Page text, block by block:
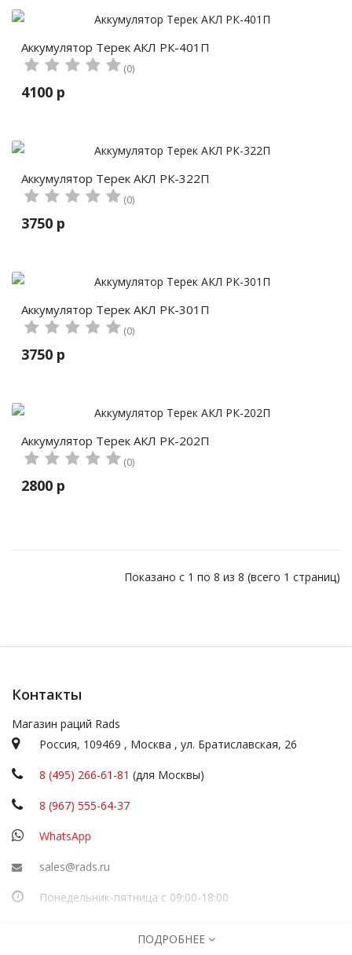
Аккумулятор Терек АКЛ РК-401П
(0)
4100 р
Аккумулятор Терек АКЛ РК-322П
(0)
3750 р
Аккумулятор Терек АКЛ РК-301П
(0)
3750 р
Аккумулятор Терек АКЛ РК-202П
(0)
2800 р
Показано с 1 по 8 из 8 (всего 1 страниц)
Контакты
Магазин раций Rads
Россия, 109469 , Москва , ул. Братиславская, 26
8 (495) 266-61-81 (для Москвы)
8 (967) 555-64-37
WhatsApp
sales@rads.ru
Понедельник-пятница с 09:00-18:00
316774600251277
ПОДРОБНЕЕ